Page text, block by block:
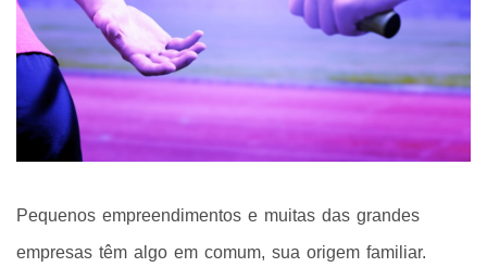
Pequenos empreendimentos e muitas das grandes
empresas têm algo em comum, sua origem familiar.